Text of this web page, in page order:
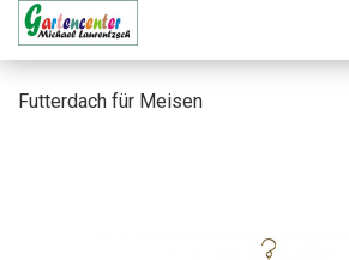
Futterdach für Meisen